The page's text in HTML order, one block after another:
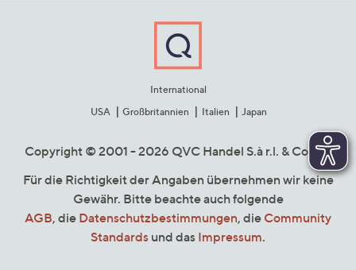
International
USA
Großbritannien Italien Japan
Copyright © 2001 - 2026 QVC Handel S.à r.l. & Co. KG
Für die Richtigkeit der Angaben übernehmen wir keine
Gewähr. Bitte beachte auch folgende
AGB, die Datenschutzbestimmungen, die Community
Standards und das Impressum.